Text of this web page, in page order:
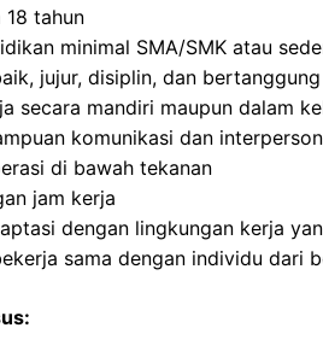
18 tahun
minimal SMA/SMK atau
jujur, disiplin, dan
secara mandiri maupun dalam
komunikasi dan
di bawah tekanan
jam kerja
dengan lingkungan kerja
sama dengan individu dari